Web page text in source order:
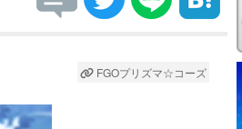
FGOプリズマ☆コーズ